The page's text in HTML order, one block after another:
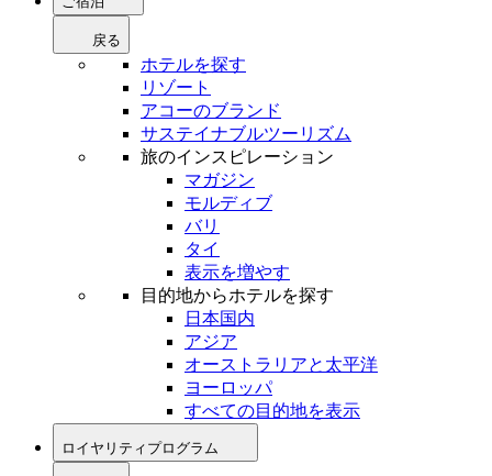
戻る
ホテルを探す
リゾート
アコーのブランド
サステイナブルツーリズム
旅のインスピレーション
マガジン
モルディブ
バリ
タイ
表示を増やす
目的地からホテルを探す
日本国内
アジア
オーストラリアと太平洋
ヨーロッパ
すべての目的地を表示
ロイヤリティプログラム